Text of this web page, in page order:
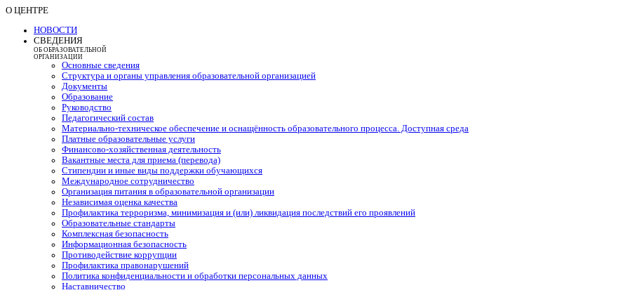
О ЦЕНТРЕ
НОВОСТИ
СВЕДЕНИЯ
ОБ ОБРАЗОВАТЕЛЬНОЙ
ОРГАНИЗАЦИИ
Основные сведения
Структура и органы управления образовательной организацией
Документы
Образование
Руководство
Педагогический состав
Материально-техническое обеспечение и оснащённость образовательного процесса. Доступная среда
Платные образовательные услуги
Финансово-хозяйственная деятельность
Вакантные места для приема (перевода)
Стипендии и иные виды поддержки обучающихся
Международное сотрудничество
Организация питания в образовательной организации
Независимая оценка качества
Профилактика терроризма, минимизация и (или) ликвидация последствий его проявлений
Образовательные стандарты
Комплексная безопасность
Информационная безопасность
Противодействие коррупции
Профилактика правонарушений
Политика конфиденциальности и обработки персональных данных
Наставничество